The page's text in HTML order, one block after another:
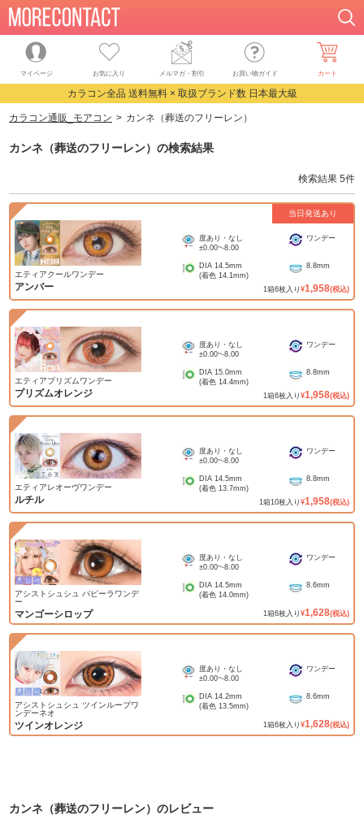
マイページ お気に入り メルマガ・割引 お買い物ガイド カート
カラコン全品 送料無料 × 取扱ブランド数 日本最大級
カラコン通販_モアコン カンネ（葬送のフリーレン）
カンネ（葬送のフリーレン） の検索結果
検索結果 5件
当日発送あり
エティアクールワンデー
アンバー
度あり・なし
±0.00~-8.00
ワンデー
DIA 14.5mm
(着色 14.1mm)
8.8mm
1箱6枚入り ¥1,958(税込)
エティアプリズムワンデー
プリズムオレンジ
度あり・なし
±0.00~-8.00
ワンデー
DIA 15.0mm
(着色 14.4mm)
8.8mm
1箱6枚入り ¥1,958(税込)
エティアレオーヴワンデー
ルチル
度あり・なし
±0.00~-8.00
ワンデー
DIA 14.5mm
(着色 13.7mm)
8.8mm
1箱10枚入り ¥1,958(税込)
アシストシュシュ パピーラワンデ
ー
マンゴーシロップ
度あり・なし
±0.00~-8.00
ワンデー
DIA 14.5mm
(着色 14.0mm)
8.6mm
1箱6枚入り ¥1,628(税込)
アシストシュシュ ツインループワ
ンデーネオ
ツインオレンジ
度あり・なし
±0.00~-8.00
ワンデー
DIA 14.2mm
(着色 13.5mm)
8.6mm
1箱6枚入り ¥1,628(税込)
カンネ（葬送のフリーレン） のレビュー